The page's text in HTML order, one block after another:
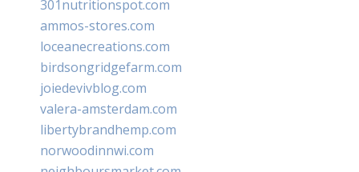
301nutritionspot.com
ammos-stores.com
loceanecreations.com
birdsongridgefarm.com
joiedevivblog.com
valera-amsterdam.com
libertybrandhemp.com
norwoodinnwi.com